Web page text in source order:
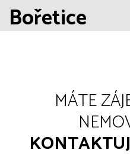
Bořetice
MÁTE